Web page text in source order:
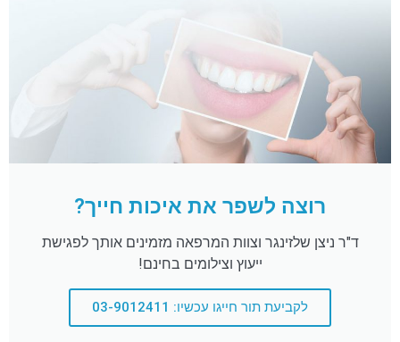
רוצה לשפר את איכות חייך?
ד"ר ניצן שלזינגר וצוות המרפאה מזמינים אותך לפגישת
ייעוץ וצילומים בחינם!
לקביעת תור חייגו עכשיו: 03-9012411